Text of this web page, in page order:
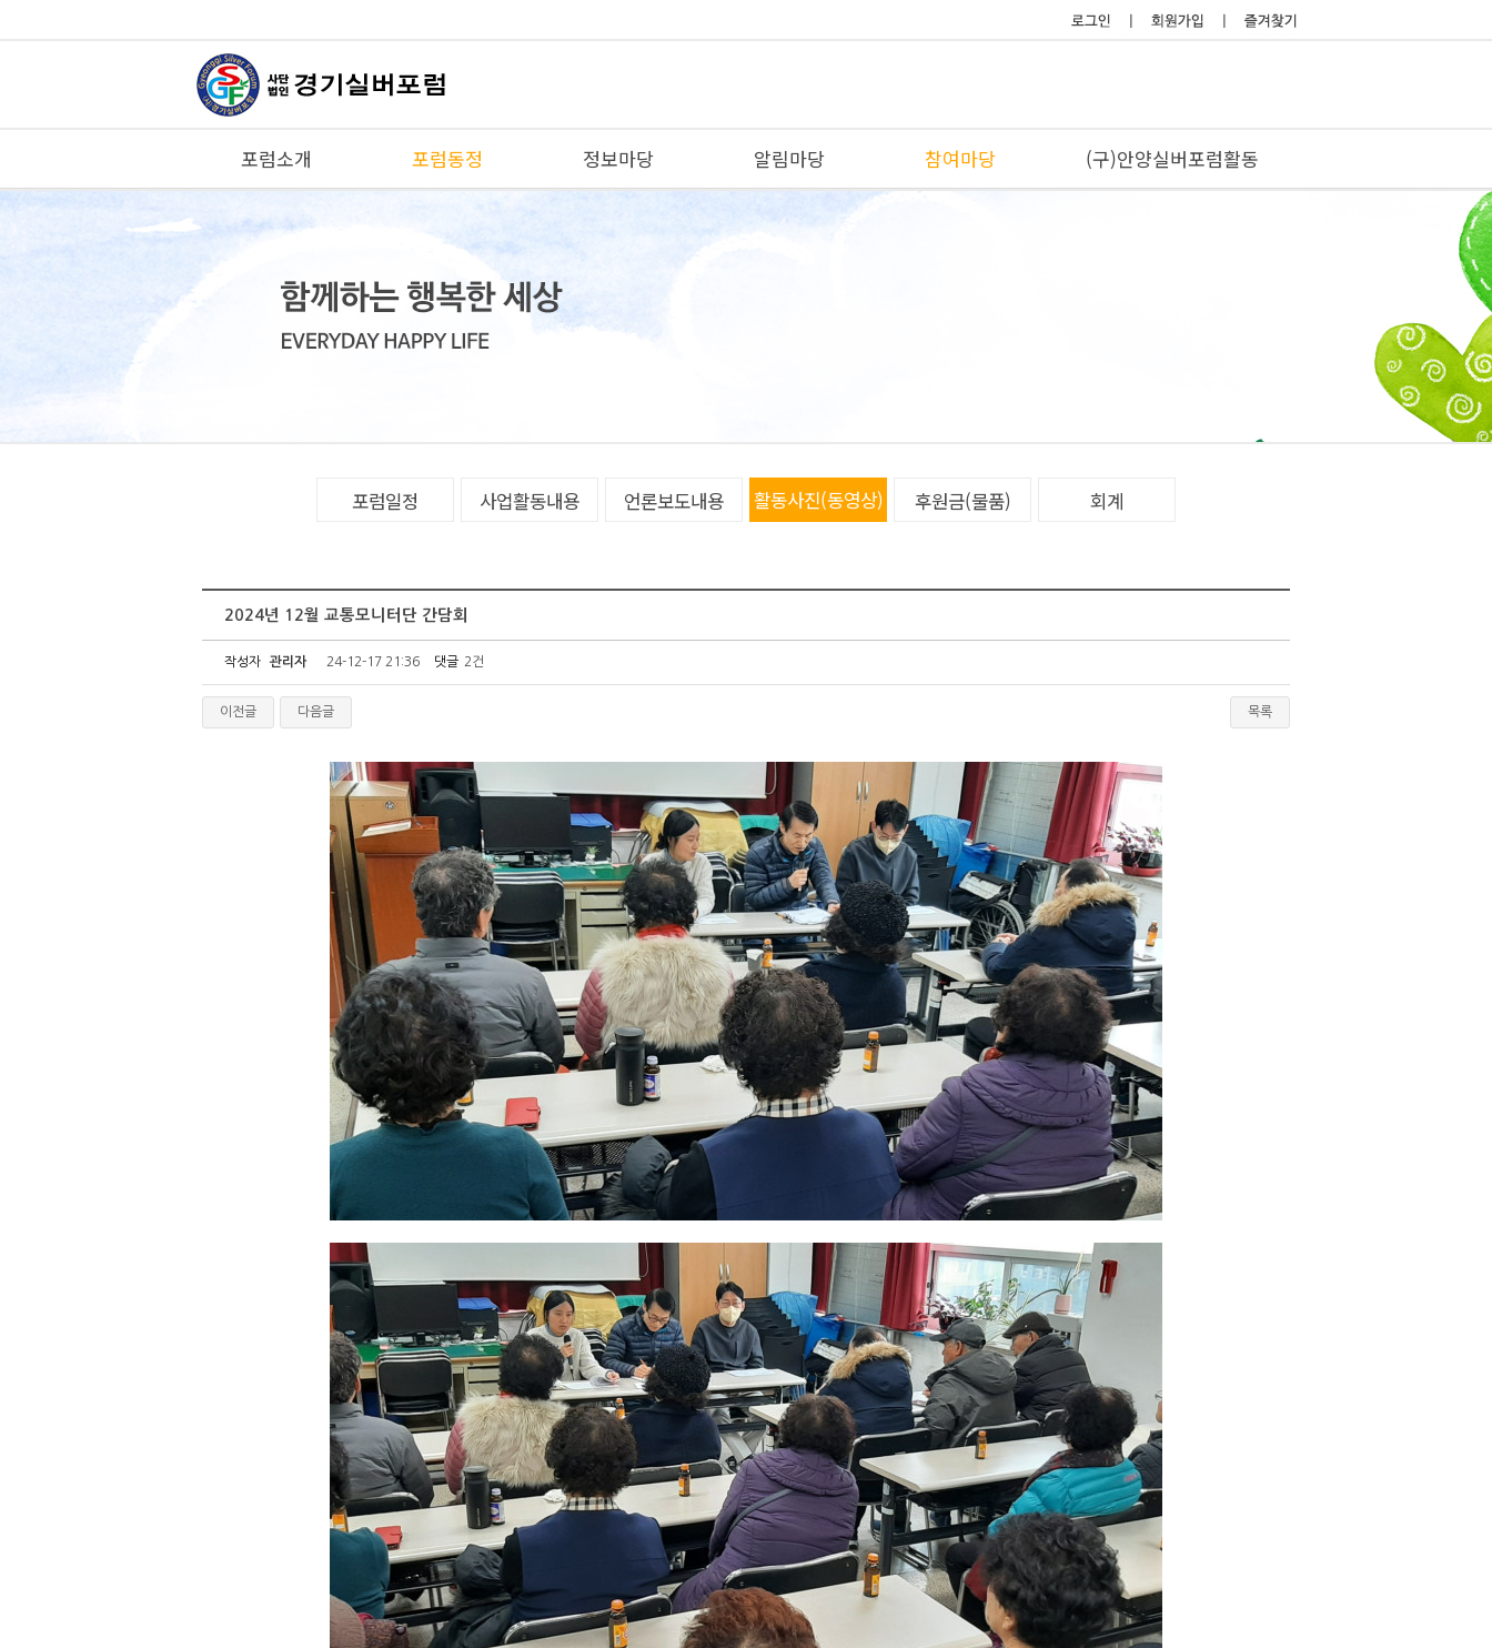
포럼소개 포럼동정 정보마당 알림마당 참여마당 (구)안양실버포럼활동
포럼일정 사업활동내용 언론보도내용 활동사진(동영상) 후원금(물품) 회계
2024년 12월 교통모니터단 간담회
작성자 관리자 24-12-17 21:36 댓글 2건
이전글 다음글 목록